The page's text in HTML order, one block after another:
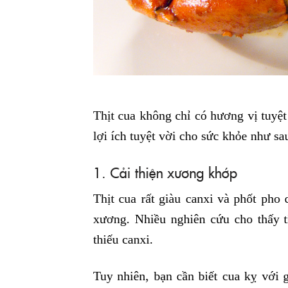
Thịt cua không chỉ có hương vị
lợi ích tuyệt vời cho sức khỏe như
1. Cải thiện xương khớp
Thịt cua rất giàu canxi và phốt pho
xương. Nhiều nghiên cứu cho thấy
thiếu canxi.
Tuy nhiên, bạn cần biết cua kỵ với